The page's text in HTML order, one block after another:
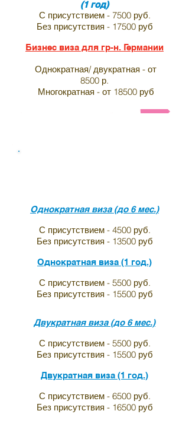
(1 год)
С присутствием - 7500 руб.
Без присутствия - 17500 руб
Бизнес виза для гр-н. Германии
Однократная/ двукратная - от
8500 р.
Многократная - от 18500 руб
Анкета и список необходимых
Однократная виза (до 6 мес.)
С присутствием - 4500 руб.
Без присутствия - 13500 руб
Однократная виза (1 год.)
С присутствием - 5500 руб.
Без присутствия - 15500 руб
Двукратная виза (до 6 мес.)
С присутствием - 5500 руб.
Без присутствия - 15500 руб
Двукратная виза (1 год.)
С присутствием - 6500 руб.
Без присутствия - 16500 руб